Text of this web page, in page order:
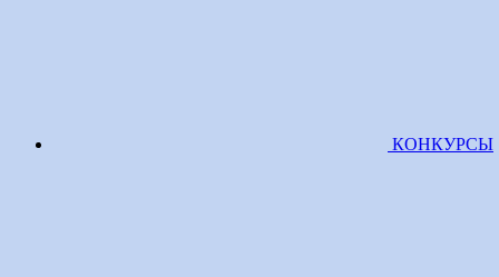
КОНКУРСЫ